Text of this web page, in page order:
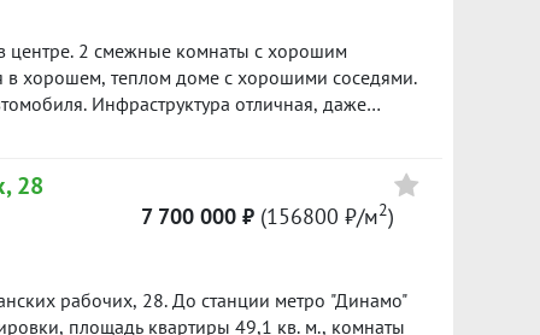
по данному объекту в подарок***
центре. 2 смежные комнаты с хорошим
в хорошем, теплом доме с хорошими соседями.
Инфраструктура отличная, даже
базе: 10605
28
7 700 000 ₽ (156800 ₽/м2)
рабочих, 28. До станции метро "Динамо"
площадь квартиры 49,1 кв. м., комнаты